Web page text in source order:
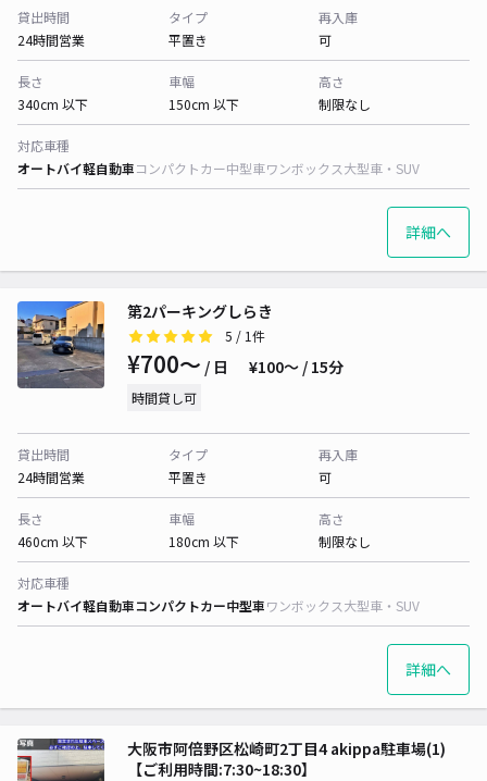
貸出時間
24時間営業
タイプ
平置き
再入庫
可
長さ
340cm 以下
車幅
150cm 以下
高さ
制限なし
対応車種
オートバイ軽自動車コンパクトカー中型車ワンボックス大型車・SUV
詳細へ
第2パーキングしらき
5 / 1件
¥700〜 / 日 ¥100〜 / 15分
時間貸し可
貸出時間
24時間営業
タイプ
平置き
再入庫
可
長さ
460cm 以下
車幅
180cm 以下
高さ
制限なし
対応車種
オートバイ軽自動車コンパクトカー中型車ワンボックス大型車・SUV
詳細へ
大阪市阿倍野区松崎町2丁目4 akippa駐車場(1)
【ご利用時間:7:30~18:30】